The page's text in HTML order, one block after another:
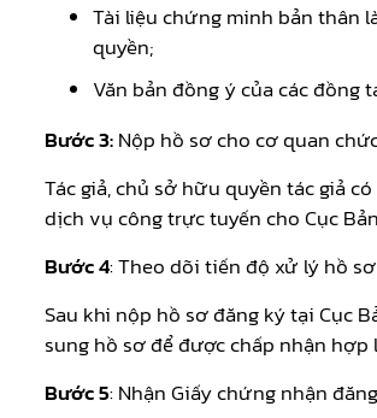
Tài liệu chứng minh bản thân
quyền;
Văn bản đồng ý của các đồng
Bước 3:Nộp hồ sơ cho cơ quan
Tác giả, chủ sở hữu quyền tác giả
dịch vụ công trực tuyến cho Cục
Bước 4: Theo dõi tiến độ xử lý hồ sơ
Sau khi nộp hồ sơ đăng ký tại Cục
sung hồ sơ để được chấp nhận hợp
Bước 5: Nhận Giấy chứng nhận